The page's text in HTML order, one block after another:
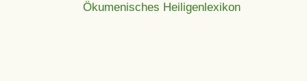
Ökumenisches Heiligenlexikon